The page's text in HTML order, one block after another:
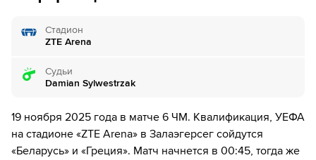
69´
Греция делает замену. Гиоргос Масурас уходит с
83´
Greece make a substitution. Petros Mantalos runs off
the field and in comes Dimitrios Kourbelis
Стадион
ZTE Arena
Судьи
Damian Sylwestrzak
19 ноября 2025 года в матче 6 ЧМ. Квалификация, УЕФА
на стадионе «ZTE Arena» в Залаэгерсег сойдутся
«Беларусь» и «Греция». Матч начнется в 00:45, тогда же